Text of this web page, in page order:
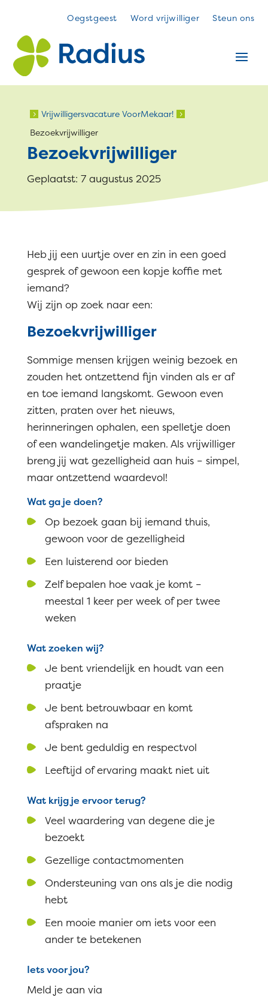
Oegstgeest Word vrijwilliger Steun ons
5 Vrijwilligersvacature VoorMekaar! 5
Bezoekvrijwilliger
Bezoekvrijwilliger
Geplaatst: 7 augustus 2025
Heb jij een uurtje over en zin in een goed
gesprek of gewoon een kopje koffie met
iemand?
Wij zijn op zoek naar een:
Bezoekvrijwilliger
Sommige mensen krijgen weinig bezoek en
zouden het ontzettend fijn vinden als er af
en toe iemand langskomt. Gewoon even
zitten, praten over het nieuws,
herinneringen ophalen, een spelletje doen
of een wandelingetje maken. Als vrijwilliger
breng jij wat gezelligheid aan huis – simpel,
maar ontzettend waardevol!
Wat ga je doen?
Op bezoek gaan bij iemand thuis,
gewoon voor de gezelligheid
Een luisterend oor bieden
Zelf bepalen hoe vaak je komt –
meestal 1 keer per week of per twee
weken
Wat zoeken wij?
Je bent vriendelijk en houdt van een
praatje
Je bent betrouwbaar en komt
afspraken na
Je bent geduldig en respectvol
Leeftijd of ervaring maakt niet uit
Wat krijg je ervoor terug?
Veel waardering van degene die je
bezoekt
Gezellige contactmomenten
Ondersteuning van ons als je die nodig
hebt
Een mooie manier om iets voor een
ander te betekenen
Iets voor jou?
Meld je aan via